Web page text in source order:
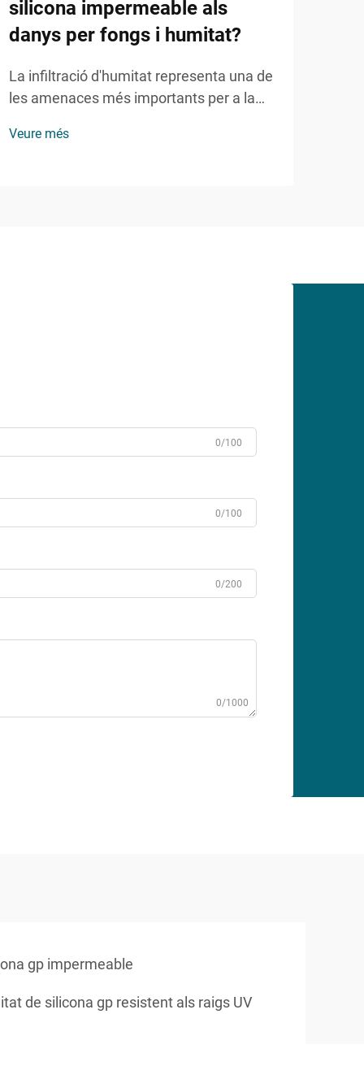
silicona impermeable als
danys per fongs i humitat?
La infiltració d'humitat representa una de
les amenaces més importants per a la
estructurals, riscos per a la salut i
Veure més
0/100
0/100
0/200
0/1000
gp impermeable
de silicona gp resistent als raigs UV